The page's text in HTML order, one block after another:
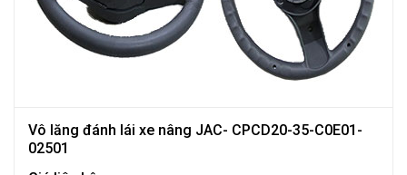
Vô lăng đánh lái xe nâng JAC- CPCD20-35-C0E01-
02501